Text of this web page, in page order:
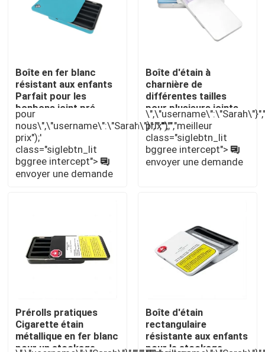
Maison
Vidéos
À propos de nous
Visite d'usine
Contactez-nous
Cas
Pack de mauvaises herbes personnalisé
Boîte en fer blanc
résistant aux enfants
Parfait pour les
bonbons joint pré-
rouleaux Solution dans
différentes tailles
pour
nous\",\"username\":\"Sarah\"}","","","","meilleur
prix");'
class="siglebtn_lit
bggree intercept">
envoyer une demande
Boîte d'étain à
charnière de
différentes tailles
pour plusieurs joints
Prerolls Conception
résistante aux enfants
prix");'
class="siglebtn_lit
bggree intercept">
envoyer une demande
Prérolls pratiques
Cigarette étain
métallique en fer blanc
pour un stockage
Boîte d'étain
rectangulaire
résistante aux enfants
pour le stockage